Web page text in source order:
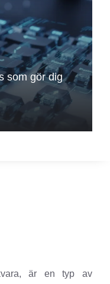
som gör dig
är en typ av